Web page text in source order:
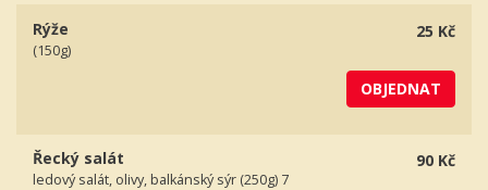
25 Kč
Rýže
(150g)
OBJEDNAT
90 Kč
Řecký salát
ledový salát, olivy, balkánský sýr (250g) 7